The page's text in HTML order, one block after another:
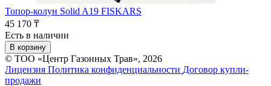
Топор-колун Solid A19 FISKARS
45 170 ₸
Есть в наличии
В корзину
© ТОО «Центр Газонных Трав», 2026
Лицензия Политика конфиденциальности Договор купли-
продажи